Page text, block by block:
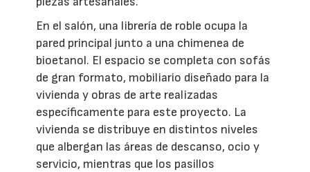
En el salón, una librería de roble ocupa la
pared principal junto a una chimenea de
bioetanol. El espacio se completa con sofás
de gran formato, mobiliario diseñado para la
vivienda y obras de arte realizadas
específicamente para este proyecto. La
vivienda se distribuye en distintos niveles
que albergan las áreas de descanso, ocio y
servicio, mientras que los pasillos